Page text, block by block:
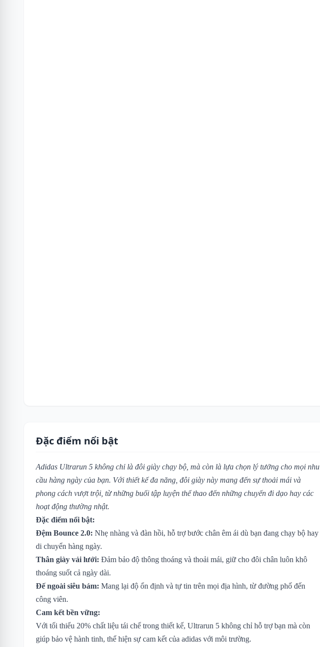
Đặc điểm nổi bật
Adidas Ultrarun 5 không chỉ là đôi giày chạy bộ, mà còn là lựa chọn lý tưởng cho mọi nhu
cầu hàng ngày của bạn. Với thiết kế đa năng, đôi giày này mang đến sự thoải mái và
phong cách vượt trội, từ những buổi tập luyện thể thao đến những chuyến đi dạo hay các
hoạt động thường nhật.
Đặc điểm nổi bật:
Đệm Bounce 2.0: Nhẹ nhàng và đàn hồi, hỗ trợ bước chân êm ái dù bạn đang chạy bộ hay
di chuyển hàng ngày.
Thân giày vải lưới: Đảm bảo độ thông thoáng và thoải mái, giữ cho đôi chân luôn khô
thoáng suốt cả ngày dài.
Đế ngoài siêu bám: Mang lại độ ổn định và tự tin trên mọi địa hình, từ đường phố đến
công viên.
Cam kết bền vững:
Với tối thiểu 20% chất liệu tái chế trong thiết kế, Ultrarun 5 không chỉ hỗ trợ bạn mà còn
giúp bảo vệ hành tinh, thể hiện sự cam kết của adidas với môi trường.